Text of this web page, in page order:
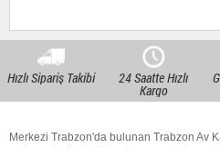
Hızlı Sipariş Takibi 24 Saatte Hızlı
Kargo
Merkezi Trabzon'da bulunan Trabzon Av